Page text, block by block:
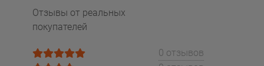
Отзывы от реальных
покупателей
0 отзывов